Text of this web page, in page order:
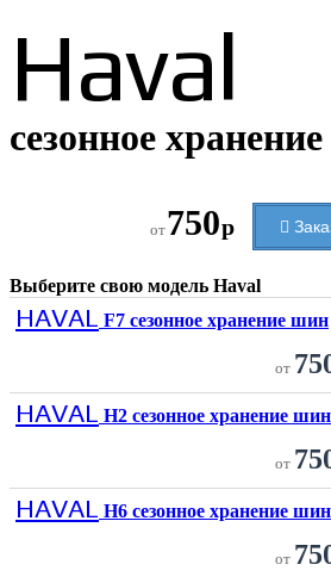
Haval
сезонное
от750р
Выберите свою модель Haval
HAVAL F7 сезонное хранение шин
от
HAVAL H2 сезонное хранение шин
от
HAVAL H6 сезонное хранение шин
от